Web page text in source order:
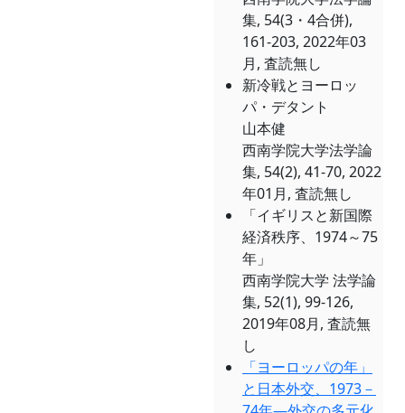
集, 54(3・4合併),
161-203, 2022年03
月, 査読無し
新冷戦とヨーロッ
パ・デタント
山本健
西南学院大学法学論
集, 54(2), 41-70, 2022
年01月, 査読無し
「イギリスと新国際
経済秩序、1974～75
年」
西南学院大学 法学論
集, 52(1), 99-126,
2019年08月, 査読無
し
「ヨーロッパの年」
と日本外交、1973－